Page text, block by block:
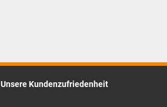
Unsere Kundenzufriedenheit